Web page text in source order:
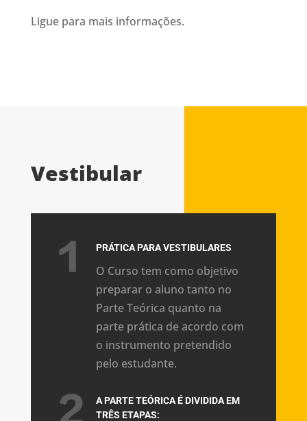
Ligue para mais informações.
Vestibular
PRÁTICA PARA VESTIBULARES
O Curso tem como objetivo
preparar o aluno tanto no
Parte Teórica quanto na
parte prática de acordo com
o instrumento pretendido
pelo estudante.
A PARTE TEÓRICA É DIVIDIDA EM
TRÊS ETAPAS: